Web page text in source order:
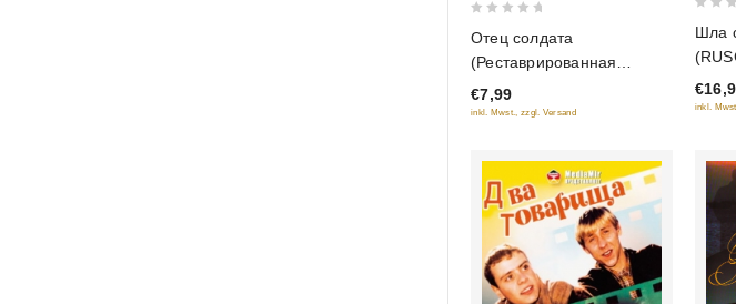
of
5
Отец солдата
(Реставрированная
версия) (Diamant)
€7,99
inkl. Mwst., zzgl. Versand
of
5
Шла
inkl.